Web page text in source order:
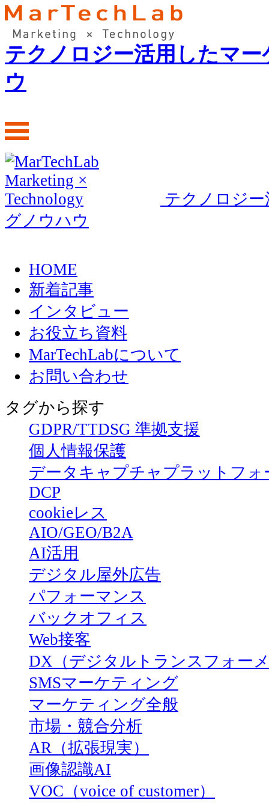
テクノロジー活用したマ
ウ
テクノロジ
グノウハウ
HOME
新着記事
インタビュー
お役立ち資料
MarTechLabについて
お問い合わせ
タグから探す
GDPR/TTDSG 準拠支援
個人情報保護
データキャプチャプラットフォ
DCP
cookieレス
AIO/GEO/B2A
AI活用
デジタル屋外広告
パフォーマンス
バックオフィス
Web接客
DX（デジタルトランスフォー
SMSマーケティング
マーケティング全般
市場・競合分析
AR（拡張現実）
画像認識AI
VOC（voice of customer）